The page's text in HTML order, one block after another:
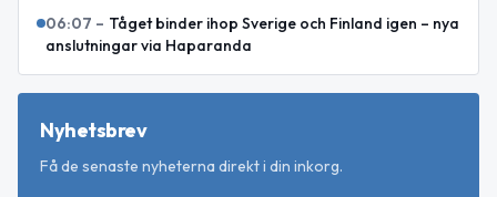
06:07 – Tåget binder ihop Sverige och Finland igen – nya
anslutningar via Haparanda
Nyhetsbrev
Få de senaste nyheterna direkt i din inkorg.